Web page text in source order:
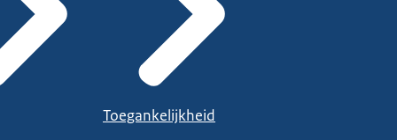
Toegankelijkheid